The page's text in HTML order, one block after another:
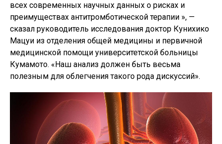
всех современных научных данных о рисках и
преимуществах антитромботической терапии », —
сказал руководитель исследования доктор Кунихико
Мацуи из отделения общей медицины и первичной
медицинской помощи университетской больницы
Кумамото. «Наш анализ должен быть весьма
полезным для облегчения такого рода дискуссий».